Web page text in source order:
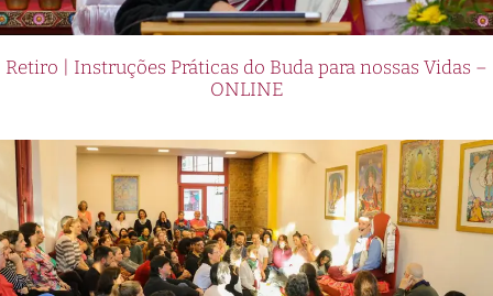
Retiro | Instruções Práticas do Buda para nossas Vidas –
ONLINE